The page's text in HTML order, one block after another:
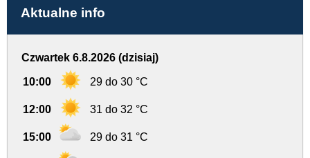
Aktualne info
Czwartek 6.8.2026 (dzisiaj)
10:00 29 do 30 °C
12:00 31 do 32 °C
15:00 29 do 31 °C